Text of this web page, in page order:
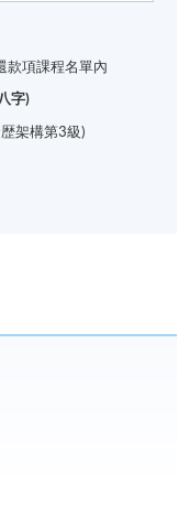
款項課程名單內
字)
架構第3級)